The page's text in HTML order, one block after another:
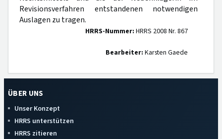
Revisionsverfahren entstandenen notwendigen
Auslagen zu tragen.
HRRS-Nummer: HRRS 2008 Nr. 867
Bearbeiter: Karsten Gaede
ÜBER UNS
Unser Konzept
HRRS unterstützen
HRRS zitieren